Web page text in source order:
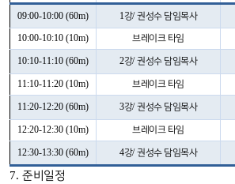
09:00-10:00 (60m) 1 강/권성수 담임목사
10:00-10:10 (10m) 브레이크 타임
10:10-11:10 (60m) 2강/권성수 담임목사
11:10-11:20 (10m) 브레이크 타임
11:20-12:20 (60m) 3강/권성수 담임목사
12:20-12:30 (10m) 브레이크 타임
12:30-13:30 (60m) 4강/권성수 담임목사
7. 준비일정